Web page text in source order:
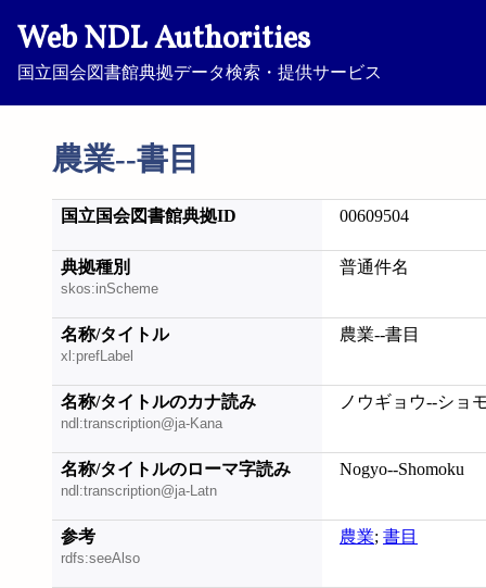
Web NDL Authorities
国立国会図書館典拠データ検索・提供サービス
農業--書目
国立国会図書館典拠ID 00609504
典拠種別
skos:inScheme
普通件名
名称/タイトル
xl:prefLabel
農業--書目
名称/タイトルのカナ読み
ndl:transcription@ja-Kana
ノウギョウ--ショ
名称/タイトルのローマ字読み
ndl:transcription@ja-Latn
Nogyo--Shomoku
参考
rdfs:seeAlso
農業; 書目